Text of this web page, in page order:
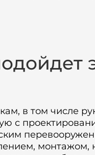
в том числе
с
монтажом,